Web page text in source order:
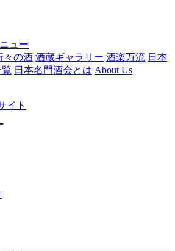
ュー
々の酒 酒蔵ギャラリー 酒楽万流 日本
日本名門酒会とは About Us